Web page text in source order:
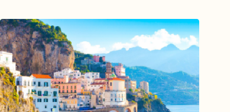
Castellane. Een mooie gelegenheid om
leden uit verschillende landen te ontmoeten
in een gezellige en elegante sfeer.